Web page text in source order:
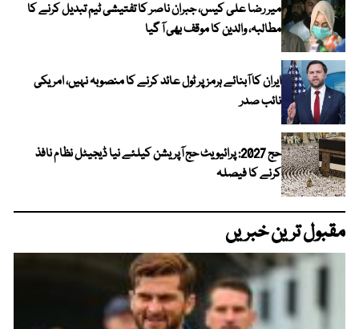
میر رضا علی کیس، جبران ناصر کا تفتیشی ٹیم تبدیل کرنے کا
مطالبہ، والدین کا موقف بھی آ گیا
ایران کا آبنائے ہرمز پر ٹول عائد کرنے کا منصوبہ نہیں، امریکی
نائب صدر
حج 2027: پرائیویٹ حج آپریشن کیلئے نیا ڈیجیٹل نظام نافذ
کرنے کا فیصلہ
مقبول ترین خبریں